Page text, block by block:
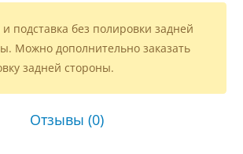
подставка без полировки задней
Можно дополнительно заказать
задней стороны.
Отзывы (0)